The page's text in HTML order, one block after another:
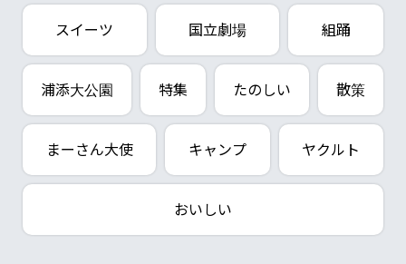
スイーツ 国立劇場 組踊
浦添大公園 特集 たのしい 散策
まーさん大使 キャンプ ヤクルト
おいしい